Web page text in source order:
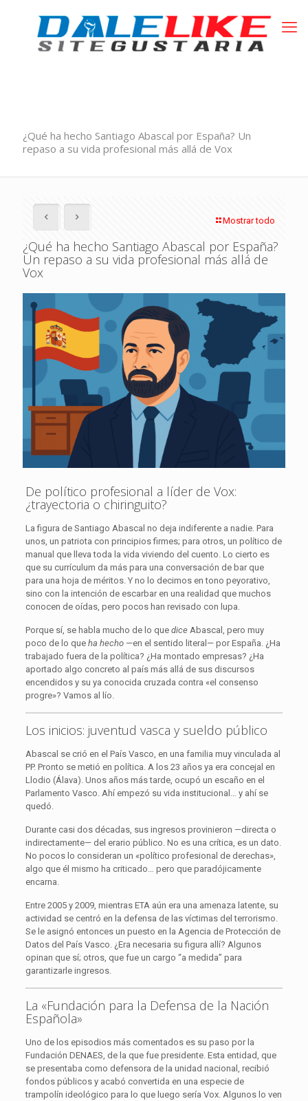
¿Qué ha hecho Santiago Abascal por España? Un
repaso a su vida profesional más allá de Vox
Mostrar todo
¿Qué ha hecho Santiago Abascal por España?
Un repaso a su vida profesional más allá de
Vox
De político profesional a líder de Vox:
¿trayectoria o chiringuito?
La figura de Santiago Abascal no deja indiferente a nadie. Para
unos, un patriota con principios firmes; para otros, un político de
manual que lleva toda la vida viviendo del cuento. Lo cierto es
que su currículum da más para una conversación de bar que
para una hoja de méritos. Y no lo decimos en tono peyorativo,
sino con la intención de escarbar en una realidad que muchos
conocen de oídas, pero pocos han revisado con lupa.
Porque sí, se habla mucho de lo que diceAbascal, pero muy
poco de lo que ha hecho—en el sentido literal— por España. ¿Ha
trabajado fuera de la política? ¿Ha montado empresas? ¿Ha
aportado algo concreto al país más allá de sus discursos
encendidos y su ya conocida cruzada contra «el consenso
progre»? Vamos al lío.
Los inicios: juventud vasca y sueldo público
Abascal se crió en el País Vasco, en una familia muy vinculada al
PP. Pronto se metió en política. A los 23 años ya era concejal en
Llodio (Álava). Unos años más tarde, ocupó un escaño en el
Parlamento Vasco. Ahí empezó su vida institucional… y ahí se
quedó.
Durante casi dos décadas, sus ingresos provinieron —directa o
indirectamente— del erario público. No es una crítica, es un dato.
No pocos lo consideran un «político profesional de derechas»,
algo que él mismo ha criticado… pero que paradójicamente
encarna.
Entre 2005 y 2009, mientras ETA aún era una amenaza latente, su
actividad se centró en la defensa de las víctimas del terrorismo.
Se le asignó entonces un puesto en la Agencia de Protección de
Datos del País Vasco. ¿Era necesaria su figura allí? Algunos
opinan que sí; otros, que fue un cargo “a medida” para
garantizarle ingresos.
La «Fundación para la Defensa de la Nación
Española»
Uno de los episodios más comentados es su paso por la
Fundación DENAES, de la que fue presidente. Esta entidad, que
se presentaba como defensora de la unidad nacional, recibió
fondos públicos y acabó convertida en una especie de
trampolín ideológico para lo que luego sería Vox. Algunos lo ven